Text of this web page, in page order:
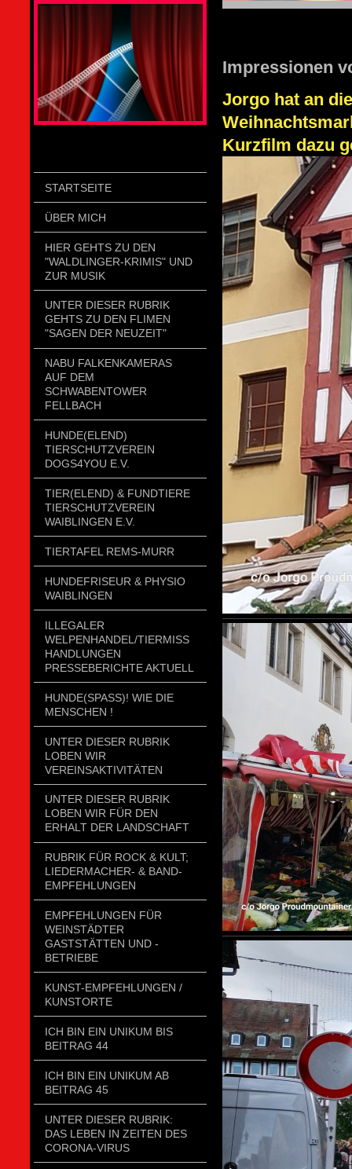
STARTSEITE
ÜBER MICH
HIER GEHTS ZU DEN
"WALDLINGER-KRIMIS" UND
ZUR MUSIK
UNTER DIESER RUBRIK
GEHTS ZU DEN FLIMEN
"SAGEN DER NEUZEIT"
NABU FALKENKAMERAS
AUF DEM
SCHWABENTOWER
FELLBACH
HUNDE(ELEND)
TIERSCHUTZVEREIN
DOGS4YOU E.V.
TIER(ELEND) & FUNDTIERE
TIERSCHUTZVEREIN
WAIBLINGEN E.V.
TIERTAFEL REMS-MURR
HUNDEFRISEUR & PHYSIO
WAIBLINGEN
ILLEGALER
WELPENHANDEL/TIERMISSH
ANDLUNGEN P
RESSEBERICHTE AKTUELL
HUNDE(SPASS)! WIE DIE
MENSCHEN !
UNTER DIESER RUBRIK
LOBEN WIR
VEREINSAKTIVITÄTEN
UNTER DIESER RUBRIK
LOBEN WIR FÜR DEN
ERHALT DER LANDSCHAFT
RUBRIK FÜR ROCK & KULT;
LIEDERMACHER- & BAND-
EMPFEHLUNGEN
EMPFEHLUNGEN FÜR
WEINSTÄDTER
GASTSTÄTTEN UND -
BETRIEBE
KUNST-EMPFEHLUNGEN /
KUNSTORTE
ICH BIN EIN UNIKUM BIS
BEITRAG 44
ICH BIN EIN UNIKUM AB
BEITRAG 45
UNTER DIESER RUBRIK:
DAS LEBEN IN ZEITEN DES
CORONA-VIRUS
Impressionen
Jorgo hat an
Kurzfilm dazu